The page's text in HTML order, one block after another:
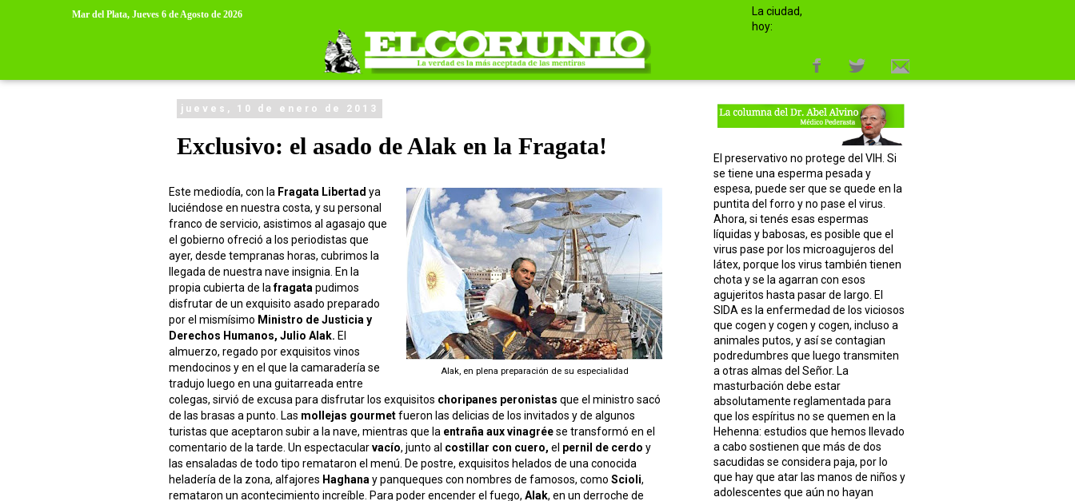
Mar del Plata, Jueves 6 de Agosto de 2026
La ciudad,
hoy:
jueves, 10 de enero de 2013
Exclusivo: el asado de Alak en la Fragata!
Alak, en plena preparación de su especialidad
Este mediodía, con la Fragata Libertad ya
luciéndose en nuestra costa, y su personal
franco de servicio, asistimos al agasajo que
el gobierno ofreció a los periodistas que
ayer, desde tempranas horas, cubrimos la
llegada de nuestra nave insignia. En la
propia cubierta de lafragata pudimos
disfrutar de un exquisito asado preparado
por el mismísimo Ministro de Justicia y
Derechos Humanos, Julio Alak. El
almuerzo, regado por exquisitos vinos
mendocinos y en el que la camaradería se
tradujo luego en una guitarreada entre
colegas, sirvió de excusa para disfrutar los exquisitos choripanes peronistas que el ministro sacó
de las brasas a punto. Las mollejas gourmetfueron las delicias de los invitados y de algunos
turistas que aceptaron subir a la nave, mientras que la entraña aux vinagréese transformó en el
comentario de la tarde. Un espectacularvacío, junto al costillar con cuero, el pernil de cerdo y
las ensaladas de todo tipo remataron el menú. De postre, exquisitos helados de una conocida
heladería de la zona, alfajores Haghana y panqueques con nombres de famosos, como Scioli,
remataron un acontecimiento increíble. Para poder encender el fuego, Alak, en un derroche de
El preservativo no protege del VIH. Si
se tiene una esperma pesada y
espesa, puede ser que se quede en la
puntita del forro y no pase el virus.
Ahora, si tenés esas espermas
líquidas y babosas, es posible que el
virus pase por los microagujeros del
látex, porque los virus también tienen
chota y se la agarran con esos
agujeritos hasta pasar de largo. El
SIDA es la enfermedad de los viciosos
que cogen y cogen y cogen, incluso a
animales putos, y así se contagian
podredumbres que luego transmiten
a otras almas del Señor. La
masturbación debe estar
absolutamente reglamentada para
que los espíritus no se quemen en la
Hehenna: estudios que hemos llevado
a cabo sostienen que más de dos
sacudidas se considera paja, por lo
que hay que atar las manos de niños y
adolescentes que aún no hayan